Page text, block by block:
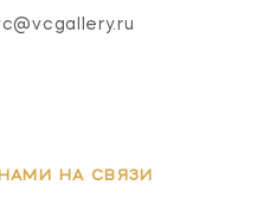
НА СВЯЗИ